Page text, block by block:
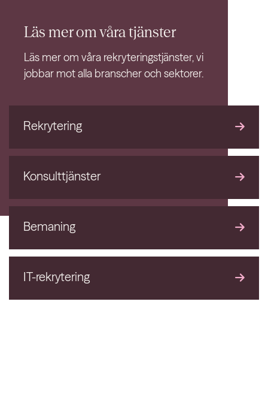
Läs mer om våratjänster
Läs mer om våra rekryteringstjänster, vi
jobbar mot alla branscher och sektorer.
Rekrytering
Konsulttjänster
Bemaning
IT-rekrytering